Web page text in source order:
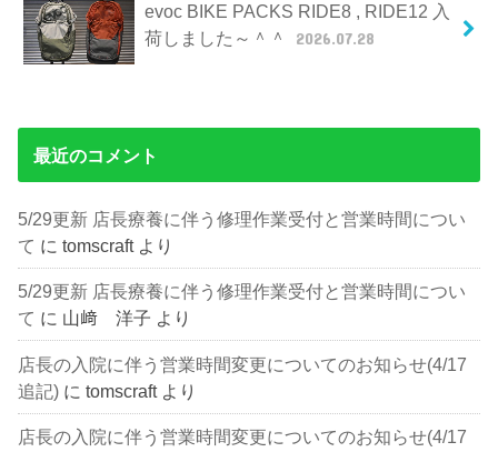
evoc BIKE PACKS RIDE8 , RIDE12 入
荷しました～＾＾
2026.07.28
最近のコメント
5/29更新 店長療養に伴う修理作業受付と営業時間につい
て にtomscraftより
5/29更新 店長療養に伴う修理作業受付と営業時間につい
て に 山﨑 洋子 より
店長の入院に伴う営業時間変更についてのお知らせ(4/17
追記) にtomscraftより
店長の入院に伴う営業時間変更についてのお知らせ(4/17